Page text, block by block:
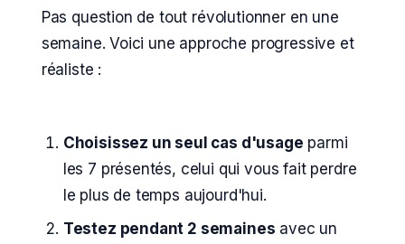
Pas question de tout révolutionner en une
semaine. Voici une approche progressive et
réaliste :
Choisissez un seul cas d'usage parmi
les 7 présentés, celui qui vous fait perdre
le plus de temps aujourd'hui.
Testez pendant 2 semaines avec un